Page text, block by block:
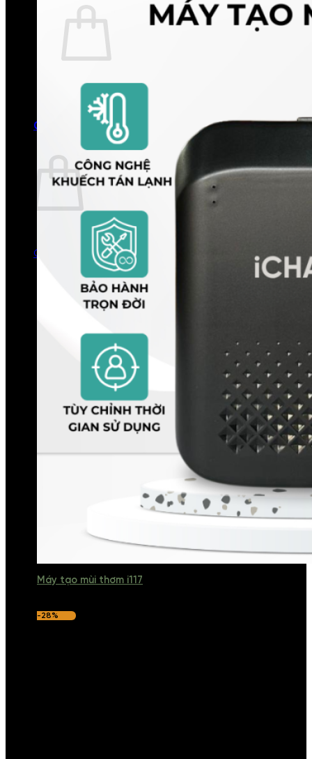
Quay trở lại cửa hàng
0
Giỏ hàng
Chưa có sản phẩm trong giỏ hàng.
Quay trở lại cửa hàng
Máy tạo mùi thơm i117
-28%